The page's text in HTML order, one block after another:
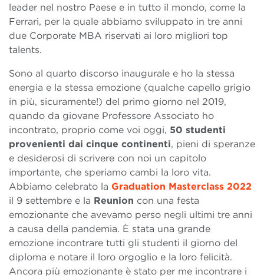
leader nel nostro Paese e in tutto il mondo, come la
Ferrari, per la quale abbiamo sviluppato in tre anni
due Corporate MBA riservati ai loro migliori top
talents.
Sono al quarto discorso inaugurale e ho la stessa
energia e la stessa emozione (qualche capello grigio
in più, sicuramente!) del primo giorno nel 2019,
quando da giovane Professore Associato ho
incontrato, proprio come voi oggi, 50 studenti
provenienti dai cinque continenti, pieni di speranze
e desiderosi di scrivere con noi un capitolo
importante, che speriamo cambi la loro vita.
Abbiamo celebrato la Graduation Masterclass 2022
il 9 settembre e la Reunion con una festa
emozionante che avevamo perso negli ultimi tre anni
a causa della pandemia. È stata una grande
emozione incontrare tutti gli studenti il giorno del
diploma e notare il loro orgoglio e la loro felicità.
Ancora più emozionante è stato per me incontrare i